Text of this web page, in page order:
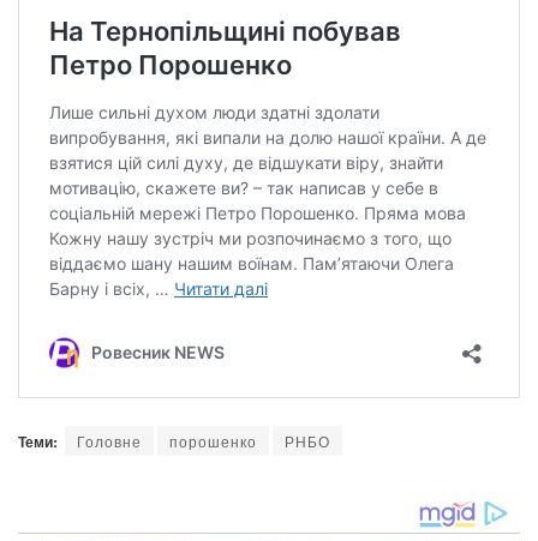
Теми: Головне порошенко РНБО